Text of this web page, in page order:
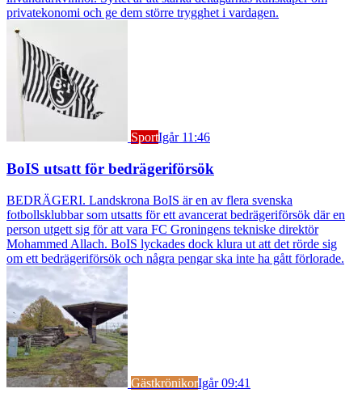
privatekonomi och ge dem större trygghet i vardagen.
SportIgår 11:46
BoIS utsatt för bedrägeriförsök
BEDRÄGERI. Landskrona BoIS är en av flera svenska
fotbollsklubbar som utsatts för ett avancerat bedrägeriförsök där en
person utgett sig för att vara FC Groningens tekniske direktör
Mohammed Allach. BoIS lyckades dock klura ut att det rörde sig
om ett bedrägeriförsök och några pengar ska inte ha gått förlorade.
GästkrönikorIgår 09:41